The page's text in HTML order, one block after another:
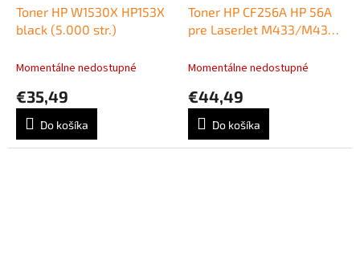
Toner HP W1530X HP153X
black (5.000 str.)
Momentálne nedostupné
€35,49
Do košíka
Toner HP CF256A HP 56A
pre LaserJet M433/M436
Momentálne nedostupné
€44,49
Do košíka